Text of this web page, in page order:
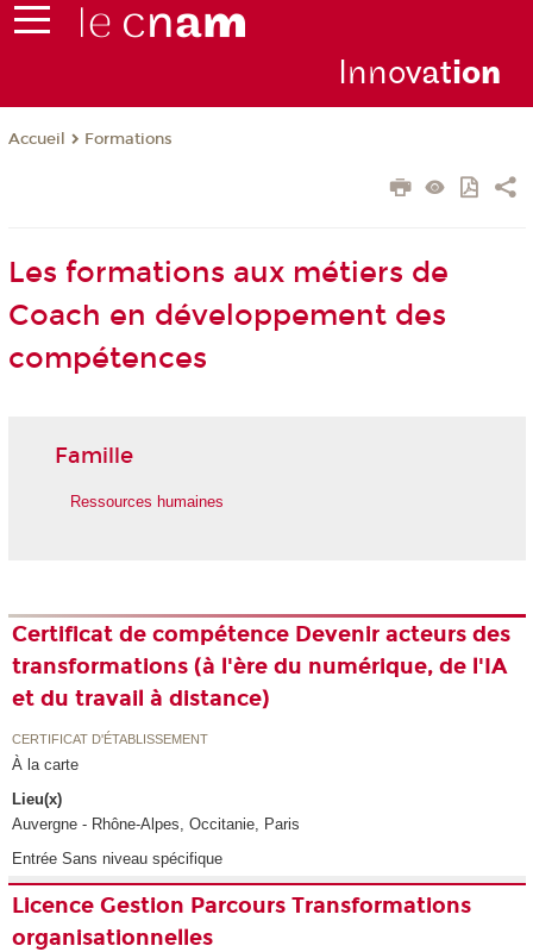
Innovation
Accueil Formations
Les formations aux métiers de
Coach en développement des
compétences
Famille
Ressources humaines
Certificat de compétence Devenir acteurs des
transformations (à l'ère du numérique, de l'IA
et du travail à distance)
CERTIFICAT D'ÉTABLISSEMENT
À la carte
Lieu(x)
Auvergne - Rhône-Alpes, Occitanie, Paris
Entrée Sans niveau spécifique
Licence Gestion Parcours Transformations
organisationnelles